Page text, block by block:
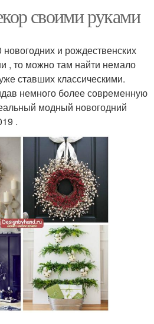
своими руками
и рождественских
, то можно там найти немало
ставших классическими.
немного более современную
модный новогодний
.